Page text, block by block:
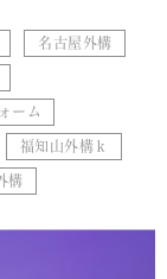
名古屋外構
ーム
福知山外構ｋ
構